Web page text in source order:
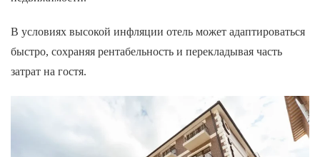
В условиях высокой инфляции отель может адаптироваться
быстро, сохраняя рентабельность и перекладывая часть
затрат на гостя.